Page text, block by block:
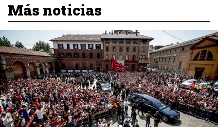
Más noticias